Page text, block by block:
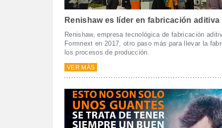
Renishaw es líder en fabricación
Renishaw, empresa tecnológica de fabricación
Formnext en 2017, otro paso más para llevar la
los procesos de producción.
VER MÁS